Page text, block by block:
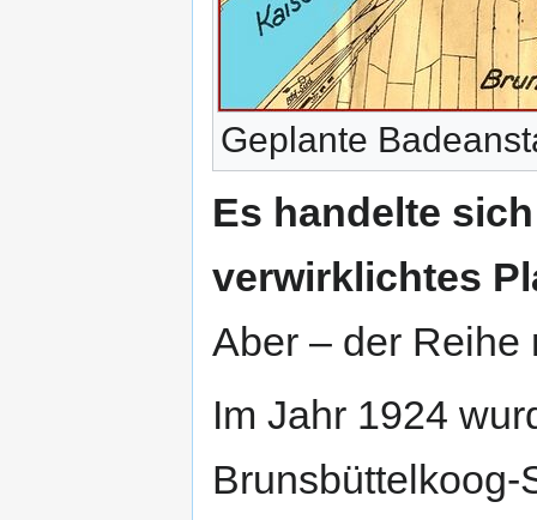
Geplante
Es handelte
verwirklichtes
Aber – der
Im Jahr 1924